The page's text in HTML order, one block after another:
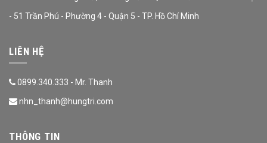
- 51 Trần Phú - Phường 4 - Quận 5 - TP. Hồ Chí Minh
LIÊN HỆ
0899.340.333 - Mr. Thanh
nhn_thanh@hungtri.com
THÔNG TIN